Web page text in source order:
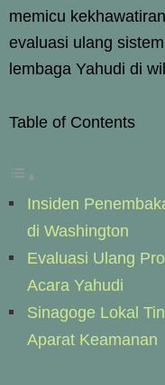
memicu
evaluasi ulang
lembaga Yahudi di
Table of Contents
Insiden
di Washington
Evaluasi Ulang
Acara Yahudi
Sinagoge Lokal
Aparat Keamanan